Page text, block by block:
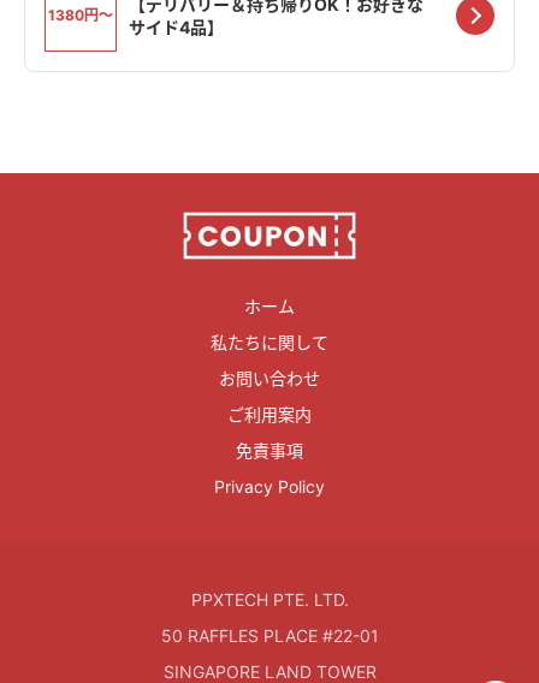
1380円〜
【デリバリー＆持ち帰りOK！お好きな
サイド4品】
ホーム
私たちに関して
お問い合わせ
ご利用案内
免責事項
Privacy Policy
PPXTECH PTE. LTD.
50 RAFFLES PLACE #22-01
SINGAPORE LAND TOWER